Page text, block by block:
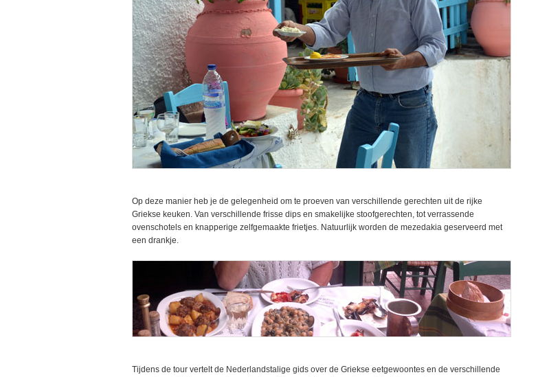
Op deze manier heb je de gelegenheid om te proeven van verschillende gerechten uit de rijke
Griekse keuken. Van verschillende frisse dips en smakelijke stoofgerechten, tot verrassende
ovenschotels en knapperige zelfgemaakte frietjes. Natuurlijk worden de mezedakia geserveerd met
een drankje.
Tijdens de tour vertelt de Nederlandstalige gids over de Griekse eetgewoontes en de verschillende